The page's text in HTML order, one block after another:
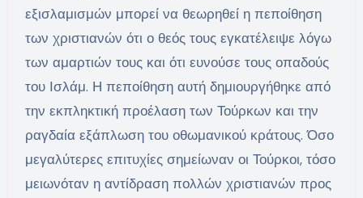
εξισλαμισμών μπορεί να θεωρηθεί η πεποίθηση
των χριστιανών ότι ο θεός τους εγκατέλειψε λόγω
των αμαρτιών τους και ότι ευνούσε τους οπαδούς
του Ισλάμ. Η πεποίθηση αυτή δημιουργήθηκε από
την εκπληκτική προέλαση των Τούρκων και την
ραγδαία εξάπλωση του οθωμανικού κράτους. Όσο
μεγαλύτερες επιτυχίες σημείωναν οι Τούρκοι, τόσο
μειωνόταν η αντίδραση πολλών χριστιανών προς